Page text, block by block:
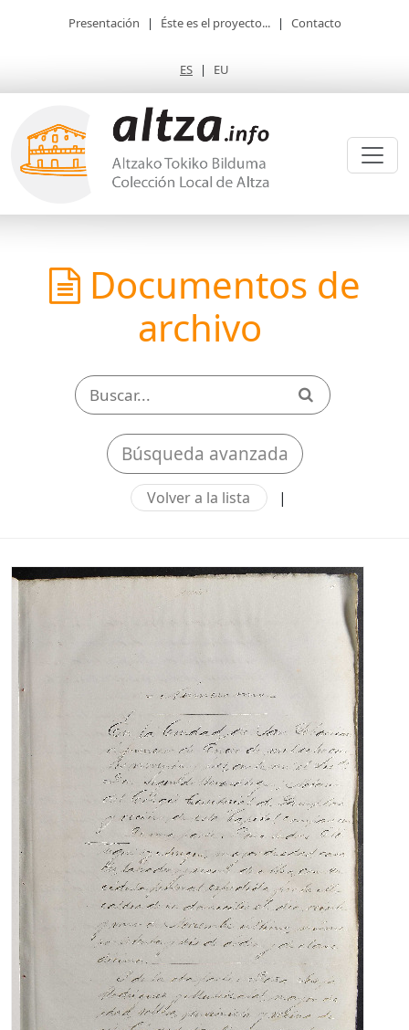
Presentación | Éste es el proyecto... | Contacto
ES | EU
Documentos de
archivo
Búsqueda avanzada
Volver a la lista |